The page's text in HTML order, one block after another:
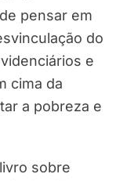
pensar em
do
e
cima da
a pobreza e
sobre